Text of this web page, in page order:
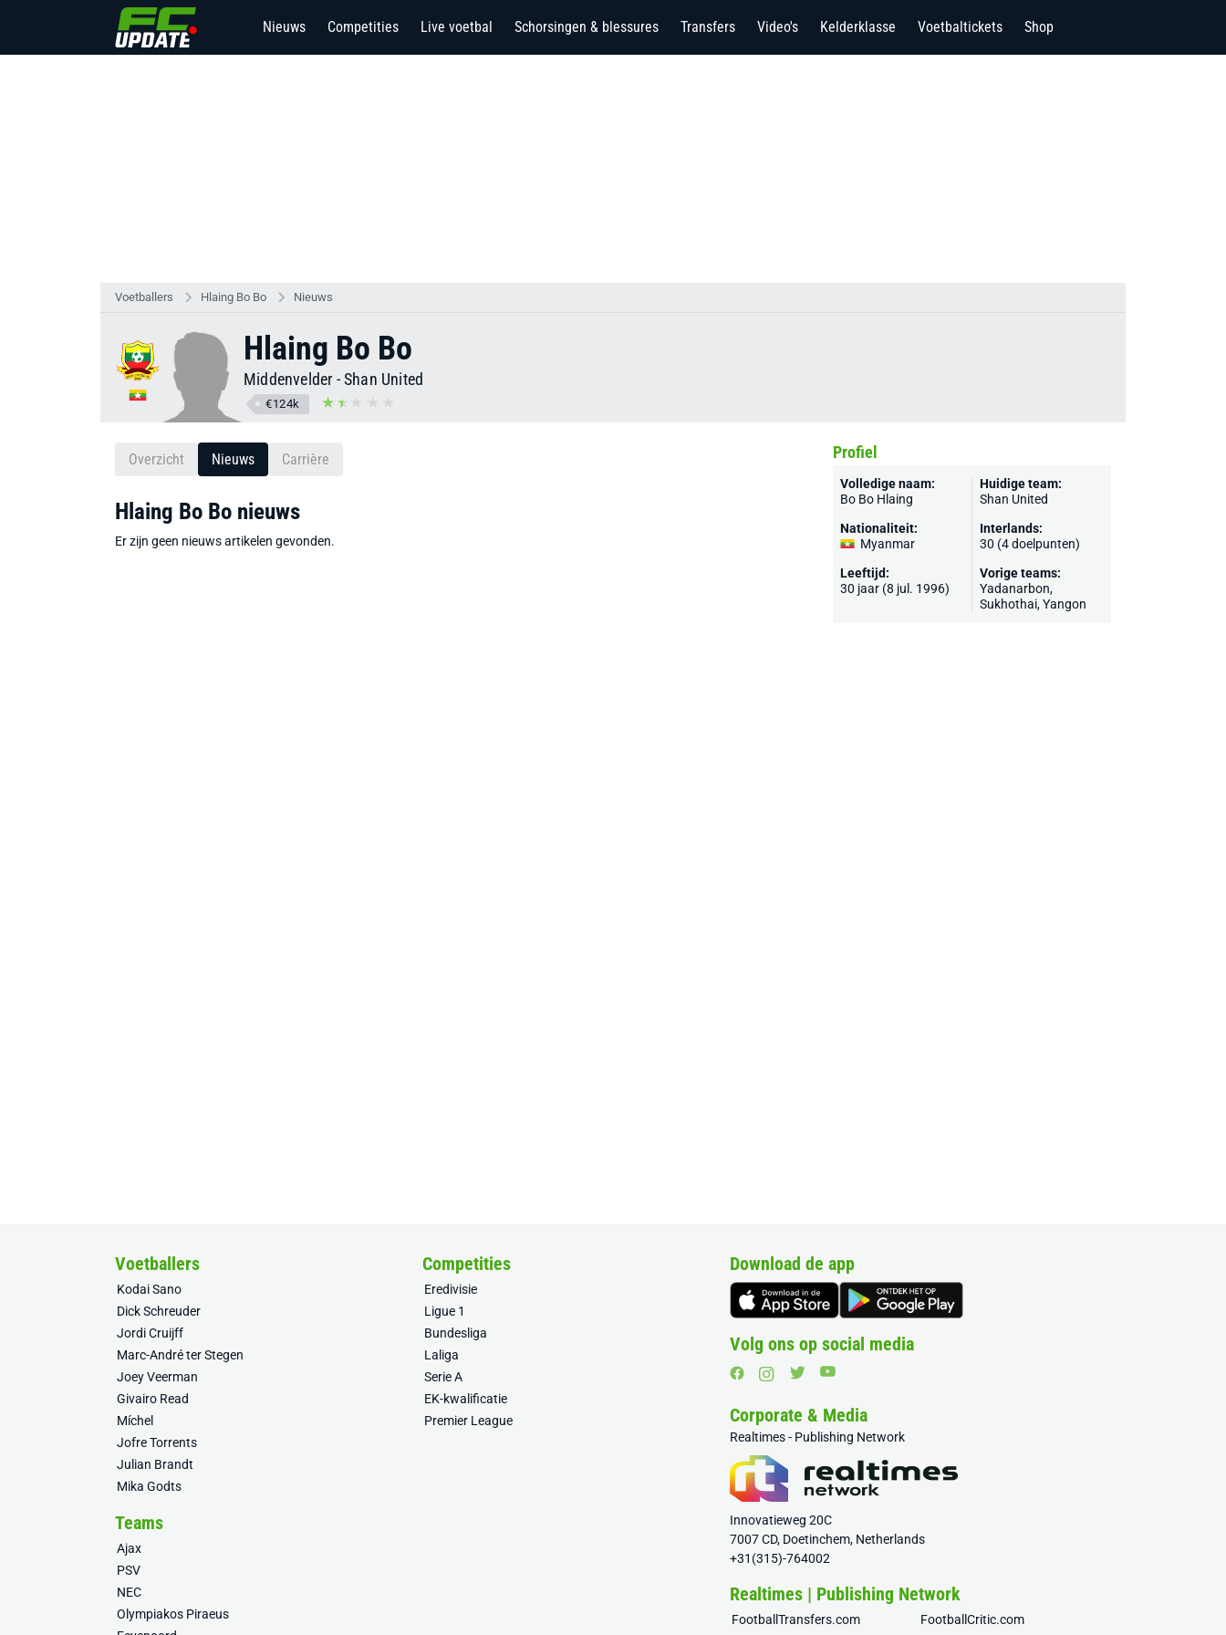
Nieuws Competities Live voetbal Schorsingen & blessures Transfers Video's Kelderklasse Voetbaltickets Shop
Voetballers Hlaing Bo Bo Nieuws
Hlaing Bo Bo
Middenvelder -Shan United
€124k
Overzicht Nieuws Carrière
Hlaing Bo Bo nieuws
Er zijn geen nieuws artikelen gevonden.
Profiel
Volledige naam:
Bo Bo Hlaing
Nationaliteit:
Myanmar
Leeftijd:
30 jaar (8 jul. 1996)
Huidige team:
Shan United
Interlands:
30 (4 doelpunten)
Vorige teams:
Yadanarbon,
Sukhothai, Yangon
Voetballers
Kodai Sano
Dick Schreuder
Jordi Cruijff
Marc-André ter Stegen
Joey Veerman
Givairo Read
Míchel
Jofre Torrents
Julian Brandt
Mika Godts
Competities
Eredivisie
Ligue 1
Bundesliga
Laliga
Serie A
EK-kwalificatie
Premier League
Teams
Ajax
PSV
NEC
Olympiakos Piraeus
Download de app
Volg ons op social media
Corporate & Media
Realtimes - Publishing Network
Innovatieweg 20C
7007 CD, Doetinchem, Netherlands
+31(315)-764002
Realtimes | Publishing Network
FootballTransfers.com
FootballCritic.com